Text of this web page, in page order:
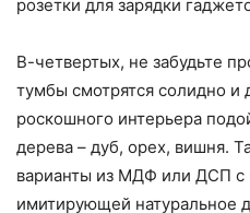
розетки для зарядки
В-четвертых, не забудьте
тумбы смотрятся солидно и
роскошного интерьера
дерева – дуб, орех, вишня.
варианты из МДФ или ДСП с
имитирующей натуральное